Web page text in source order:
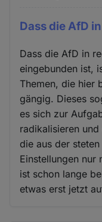
Dass die AfD
Dass die AfD in
eingebunden ist,
Themen, die hier
gängig. Dieses
es sich zur
radikalisieren
die aus der
Einstellungen nur
ist schon lange
etwas erst jetzt